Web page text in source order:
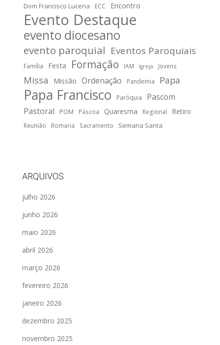
Dom Francisco Lucena
ECC Encontro
Evento Destaque
evento diocesano
evento paroquial Eventos Paroquiais
Família Festa Formação IAM Igreja Jovens
Missa Missão Ordenação Pandemia Papa
Papa Francisco Paróquia
Pascom
Pastoral
POM Páscoa Quaresma Regional Retiro
Reunião Romaria Sacramento Semana Santa
ARQUIVOS
julho 2026
junho 2026
maio 2026
abril 2026
março 2026
fevereiro 2026
janeiro 2026
dezembro 2025
novembro 2025